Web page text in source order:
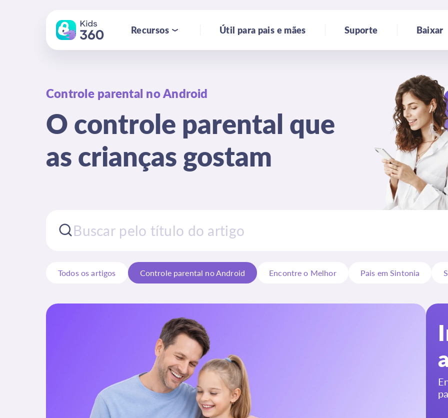
Recursos Útil para pais e mães Suporte Baixar
Controle parental no Android
O controle parental que
as crianças gostam
Todos os artigos Controle parental no Android Encontre o Melhor Pais em Sintonia